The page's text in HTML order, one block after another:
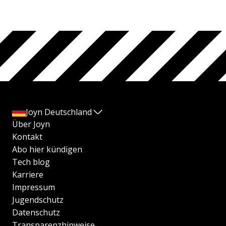
Joyn Deutschland
Über Joyn
Kontakt
Abo hier kündigen
Tech blog
Karriere
Impressum
Jugendschutz
Datenschutz